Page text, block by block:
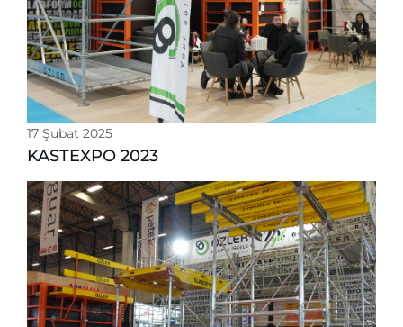
Whatsapp
17 Şubat 2025
KASTEXPO 2023
ile İnovasyona Hız Kesmeden Devam Ediyor